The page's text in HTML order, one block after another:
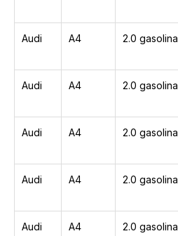
Audi A4 2.0 gasolina
Audi A4 2.0 gasolina
Audi A4 2.0 gasolina
Audi A4 2.0 gasolina
Audi A4 2.0 gasolina